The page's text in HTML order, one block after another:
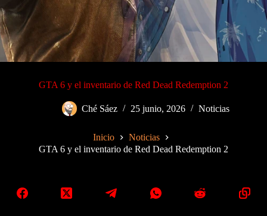
GTA 6 y el inventario de Red Dead Redemption 2
Ché Sáez 25 junio, 2026 Noticias
Inicio
Noticias
GTA 6 y el inventario de Red Dead Redemption 2